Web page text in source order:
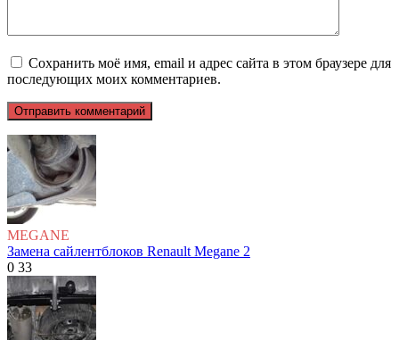
Сохранить моё имя, email и адрес сайта в этом браузере для
последующих моих комментариев.
MEGANE
Замена сайлентблоков Renault Megane 2
0 33